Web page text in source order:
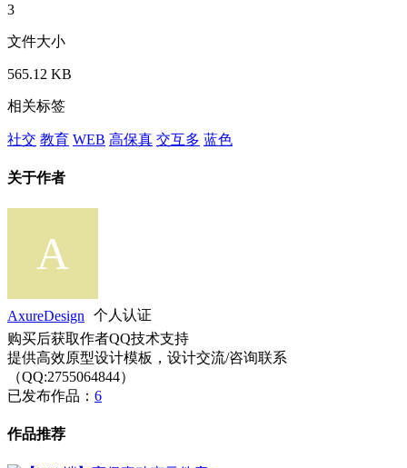
3
文件大小
565.12 KB
相关标签
社交 教育 WEB 高保真 交互多 蓝色
关于作者
AxureDesign
个人认证
购买后获取作者QQ技术支持
提供高效原型设计模板，设计交流/咨询联系
（QQ:2755064844）
已发布作品： 6
作品推荐